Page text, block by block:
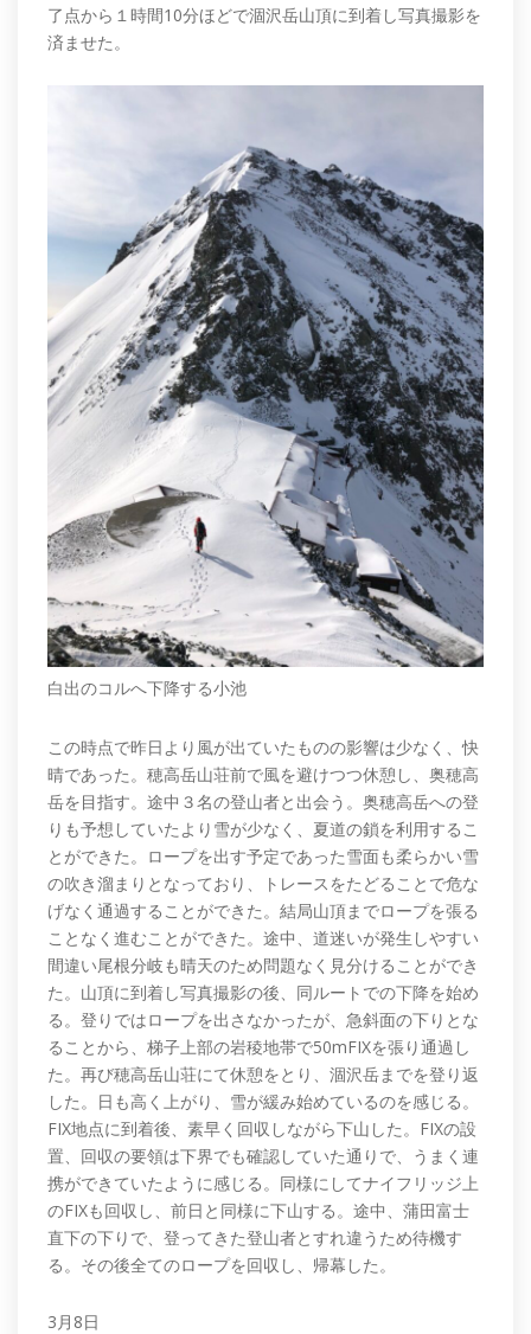
了点から１時間10分ほどで涸沢岳山頂に到着し写真撮影を
済ませた。
白出のコルへ下降する小池
この時点で昨日より風が出ていたものの影響は少なく、快
晴であった。穂高岳山荘前で風を避けつつ休憩し、奥穂高
岳を目指す。途中３名の登山者と出会う。奥穂高岳への登
りも予想していたより雪が少なく、夏道の鎖を利用するこ
とができた。ロープを出す予定であった雪面も柔らかい雪
の吹き溜まりとなっており、トレースをたどることで危な
げなく通過することができた。結局山頂までロープを張る
ことなく進むことができた。途中、道迷いが発生しやすい
間違い尾根分岐も晴天のため問題なく見分けることができ
た。山頂に到着し写真撮影の後、同ルートでの下降を始め
る。登りではロープを出さなかったが、急斜面の下りとな
ることから、梯子上部の岩稜地帯で50mFIXを張り通過し
た。再び穂高岳山荘にて休憩をとり、涸沢岳までを登り返
した。日も高く上がり、雪が緩み始めているのを感じる。
FIX地点に到着後、素早く回収しながら下山した。FIXの設
置、回収の要領は下界でも確認していた通りで、うまく連
携ができていたように感じる。同様にしてナイフリッジ上
のFIXも回収し、前日と同様に下山する。途中、蒲田富士
直下の下りで、登ってきた登山者とすれ違うため待機す
る。その後全てのロープを回収し、帰幕した。
3月8日